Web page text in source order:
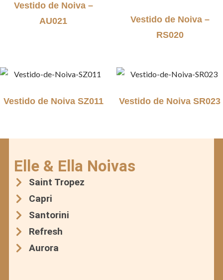
Vestido de Noiva –
AU021
Vestido de Noiva –
RS020
Vestido de Noiva SZ011 Vestido de Noiva SR023
Elle & Ella Noivas
Saint Tropez
Capri
Santorini
Refresh
Aurora